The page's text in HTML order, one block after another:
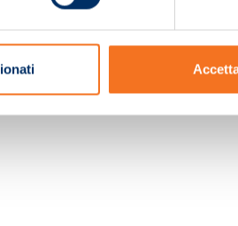
n.155974 - Cap.Soc. € 2.000.000,00 i.v. La